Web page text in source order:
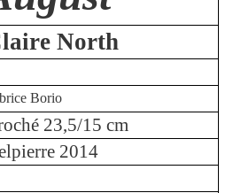
North
Borio
23,5/15 cm
2014